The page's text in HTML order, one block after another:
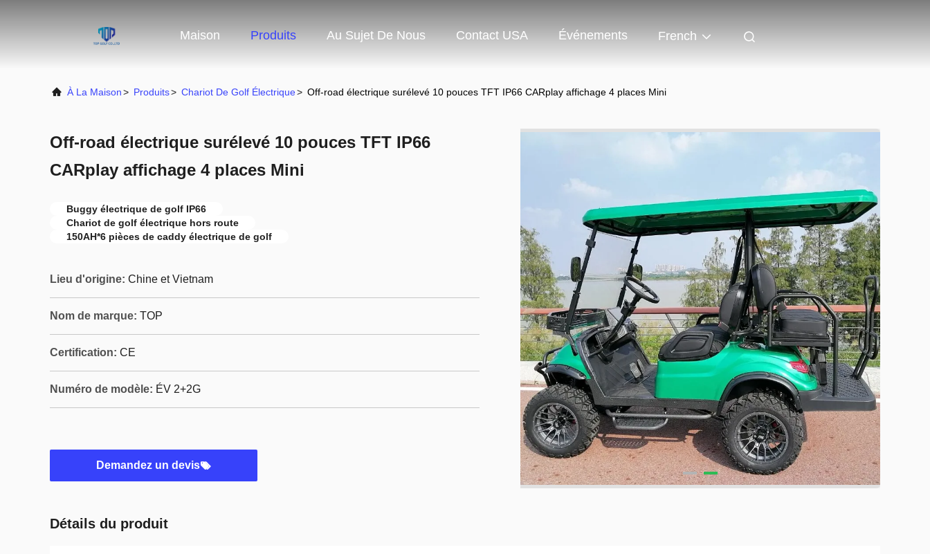
Maison Produits Au Sujet De Nous Contact USA Événements French
À La Maison> Produits> Chariot De Golf Électrique> Off-road électrique surélevé 10 pouces TFT IP66 CARplay affichage 4 places Mini
Off-road électrique surélevé 10 pouces TFT IP66
CARplay affichage 4 places Mini
Buggy électrique de golf IP66
Chariot de golf électrique hors route
150AH*6 pièces de caddy électrique de golf
Lieu d'origine: Chine et Vietnam
Nom de marque: TOP
Certification: CE
Numéro de modèle: ÉV 2+2G
Demandez un devis
Détails du produit